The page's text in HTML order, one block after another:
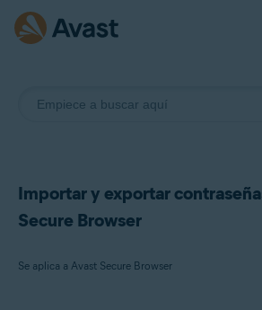
Importar y exportar
Secure Browser
Se aplica a Avast Secure Browser